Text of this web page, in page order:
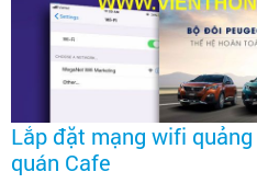
Lắp đặt mạng wifi
quán Cafe